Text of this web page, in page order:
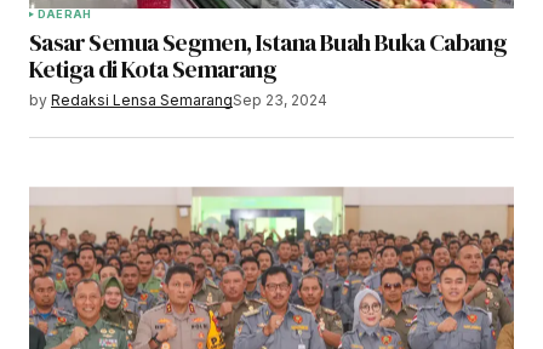
DAERAH
Sasar Semua Segmen, Istana Buah Buka Cabang
Ketiga di Kota Semarang
by Redaksi Lensa SemarangSep 23, 2024